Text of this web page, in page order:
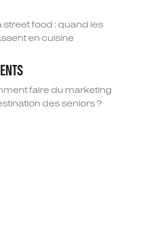
street food : quand les
en cuisine
faire du marketing
des seniors ?